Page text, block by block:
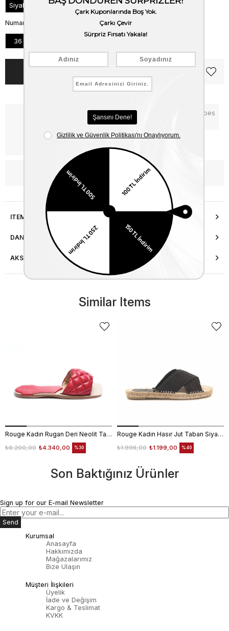
Siyah
Numara
36
Notify me when the price goes
down
WhatsApp’tan Bilgi Al
ITEM FEATURES
DANIŞMA HATTI
AKSESUAR ONARIMI
Similar Items
Rouge Kadın Rugan Deri Neolit Taban Kırmızı Terlik Terlik
₺4.340,00
₺6.200,00 %30
Rouge Kadın Hasır Jut Taban Siyah Terlik Ayakkabı
₺1.199,00
₺1.998,00 %40
Son Baktığınız Ürünler
Sign up for our E-mail Newsletter
Send
Kurumsal
Anasayfa
Hakkımızda
Mağazalarımız
Bize Ulaşın
Müşteri İlişkileri
Üyelik
İade ve Değişim
Kargo & Teslimat
KVKK